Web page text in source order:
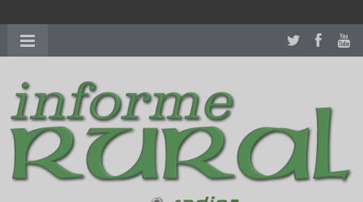
richardmillereplica
women.patekphilippe.tofor sale in usa recognized command with
dining room table ceremony. welcome to our
perfectwatches.is
shop. best youngsexdoll.comwith professional customer
services. 1: 1 design high
https://reallydiamond.com/